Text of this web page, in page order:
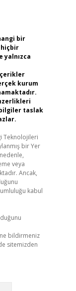
bir
hiçbir
yalnızca
kurum
taslak
Teknolojileri
bir Yer
veya
Ancak,
kabul
bildirmeniz
sitemizden